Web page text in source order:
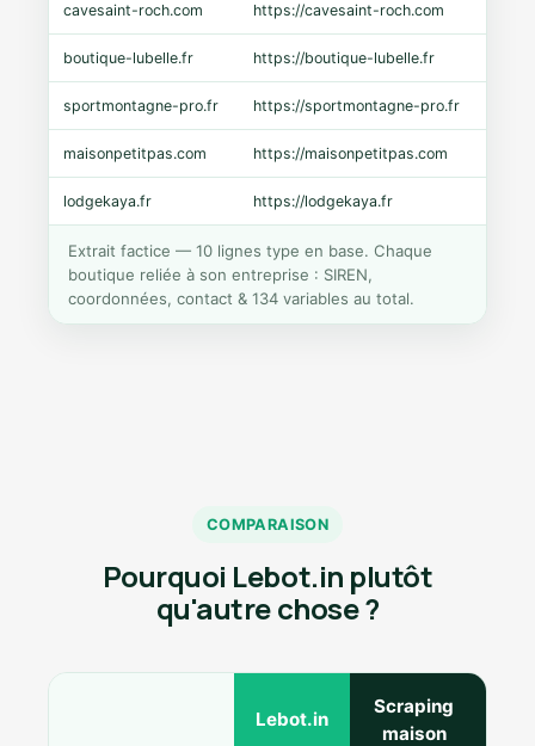
cavesaint-roch.com https://cavesaint-roch.com
boutique-lubelle.fr https://boutique-lubelle.fr
sportmontagne-pro.fr https://sportmontagne-pro.fr
maisonpetitpas.com https://maisonpetitpas.com
lodgekaya.fr https://lodgekaya.fr
Extrait factice — 10 lignes type en base. Chaque
boutique reliée à son entreprise : SIREN,
coordonnées, contact & 134 variables au total.
COMPARAISON
Pourquoi Lebot.in plutôt
qu'autre chose ?
Lebot.in
Scraping
maison